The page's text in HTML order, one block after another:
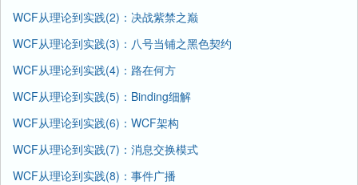
WCF从理论到实践(2)：决战紫禁之巅
WCF从理论到实践(3)：八号当铺之黑色契约
WCF从理论到实践(4)：路在何方
WCF从理论到实践(5)：Binding细解
WCF从理论到实践(6)：WCF架构
WCF从理论到实践(7)：消息交换模式
WCF从理论到实践(8)：事件广播